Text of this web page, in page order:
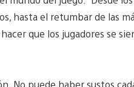
hasta el retumbar de las
que los jugadores se
No puede haber sustos